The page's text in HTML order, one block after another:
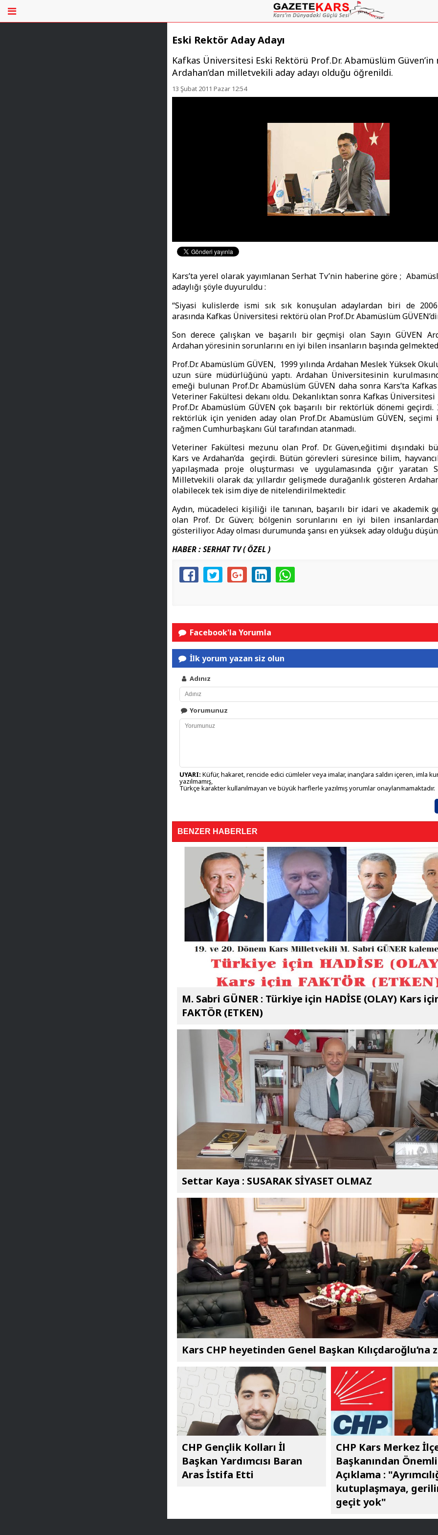
Eski Rektör Aday Adayı
Kafkas Üniversitesi Eski Rektörü Prof.Dr. Abamüslüm
Ardahan’dan milletvekili aday adayı olduğu öğrenildi.
13 Şubat 2011 Pazar 12:54
Kars’ta yerel olarak yayımlanan Serhat Tv’nin haberine göre ;
adaylığı şöyle duyuruldu :
“Siyasi kulislerde ismi sık sık konuşulan adaylardan biri de
arasında Kafkas Üniversitesi rektörü olan Prof.Dr. Abamüslüm
Son derece çalışkan ve başarılı bir geçmişi olan Sayın GÜVEN
Ardahan yöresinin sorunlarını en iyi bilen insanların başında
Prof.Dr. Abamüslüm GÜVEN, 1999 yılında Ardahan Meslek Yüksek
uzun süre müdürlüğünü yaptı. Ardahan Üniversitesinin
emeği bulunan Prof.Dr. Abamüslüm GÜVEN daha sonra Kars’ta
Veteriner Fakültesi dekanı oldu. Dekanlıktan sonra Kafkas
Prof.Dr. Abamüslüm GÜVEN çok başarılı bir rektörlük dönemi
rektörlük için yeniden aday olan Prof.Dr. Abamüslüm GÜVEN, seçimi
rağmen Cumhurbaşkanı Gül tarafından atanmadı.
Veteriner Fakültesi mezunu olan Prof. Dr. Güven,eğitimi dışındaki
Kars ve Ardahan’da geçirdi. Bütün görevleri süresince bilim,
yapılaşmada proje oluşturması ve uygulamasında çığır yaratan
Milletvekili olarak da; yıllardır gelişmede durağanlık gösteren
olabilecek tek isim diye de nitelendirilmektedir.
Aydın, mücadeleci kişiliği ile tanınan, başarılı bir idari ve akademik
olan Prof. Dr. Güven; bölgenin sorunlarını en iyi bilen
gösteriliyor. Aday olması durumunda şansı en yüksek aday olduğu
HABER : SERHAT TV ( ÖZEL )
Facebook'la Yorumla
İlk yorum yazan siz olun
Adınız
Yorumunuz
UYARI: Küfür, hakaret, rencide edici cümleler veya imalar, inançlara saldırı içeren, imla
yazılmamış,
Türkçe karakter kullanılmayan ve büyük harflerle yazılmış yorumlar onaylanmamaktadır.
BENZER HABERLER
M. Sabri GÜNER : Türkiye için HADİSE (OLAY) Kars
FAKTÖR (ETKEN)
Settar Kaya : SUSARAK SİYASET OLMAZ
Kars CHP heyetinden Genel Başkan Kılıçdaroğlu’na
CHP Gençlik Kolları İl
Başkan Yardımcısı Baran
Aras İstifa Etti
CHP Kars Merkez
Başkanından Önemli
Açıklama :
kutuplaşmaya,
geçit yok"